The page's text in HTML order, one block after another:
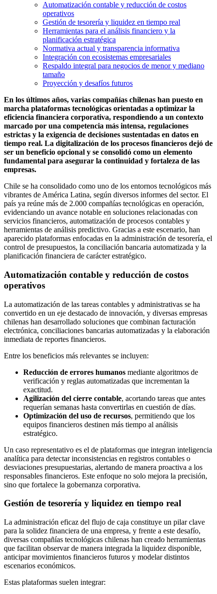
Automatización contable y reducción de costos
operativos
Gestión de tesorería y liquidez en tiempo real
Herramientas para el análisis financiero y la
planificación estratégica
Normativa actual y transparencia informativa
Integración con ecosistemas empresariales
Respaldo integral para negocios de menor y mediano
tamaño
Proyección y desafíos futuros
En los últimos años, varias compañías chilenas han puesto en
marcha plataformas tecnológicas orientadas a optimizar la
eficiencia financiera corporativa, respondiendo a un contexto
marcado por una competencia más intensa, regulaciones
estrictas y la exigencia de decisiones sustentadas en datos en
tiempo real. La digitalización de los procesos financieros dejó de
ser un beneficio opcional y se consolidó como un elemento
fundamental para asegurar la continuidad y fortaleza de las
empresas.
Chile se ha consolidado como uno de los entornos tecnológicos más
vibrantes de América Latina, según diversos informes del sector. El
país ya reúne más de 2.000 compañías tecnológicas en operación,
evidenciando un avance notable en soluciones relacionadas con
servicios financieros, automatización de procesos contables y
herramientas de análisis predictivo. Gracias a este escenario, han
aparecido plataformas enfocadas en la administración de tesorería, el
control de presupuestos, la conciliación bancaria automatizada y la
planificación financiera de carácter estratégico.
Automatización contable y reducción de costos
operativos
La automatización de las tareas contables y administrativas se ha
convertido en un eje destacado de innovación, y diversas empresas
chilenas han desarrollado soluciones que combinan facturación
electrónica, conciliaciones bancarias automatizadas y la elaboración
inmediata de reportes financieros.
Entre los beneficios más relevantes se incluyen:
Reducción de errores humanos mediante algoritmos de
verificación y reglas automatizadas que incrementan la
exactitud.
Agilización del cierre contable, acortando tareas que antes
requerían semanas hasta convertirlas en cuestión de días.
Optimización del uso de recursos, permitiendo que los
equipos financieros destinen más tiempo al análisis
estratégico.
Un caso representativo es el de plataformas que integran inteligencia
analítica para detectar inconsistencias en registros contables o
desviaciones presupuestarias, alertando de manera proactiva a los
responsables financieros. Este enfoque no solo mejora la precisión,
sino que fortalece la gobernanza corporativa.
Gestión de tesorería y liquidez en tiempo real
La administración eficaz del flujo de caja constituye un pilar clave
para la solidez financiera de una empresa, y frente a este desafío,
diversas compañías tecnológicas chilenas han creado herramientas
que facilitan observar de manera integrada la liquidez disponible,
anticipar movimientos financieros futuros y modelar distintos
escenarios económicos.
Estas plataformas suelen integrar: